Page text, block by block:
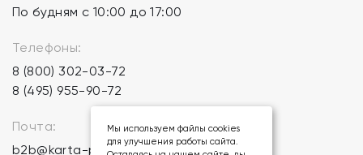
По будням с 10:00 до 17:00
Телефоны:
8 (800) 302-03-72
8 (495) 955-90-72
Почта:
b2b@karta-podarkov.ru
Мы используем файлы cookies
для улучшения работы сайта.